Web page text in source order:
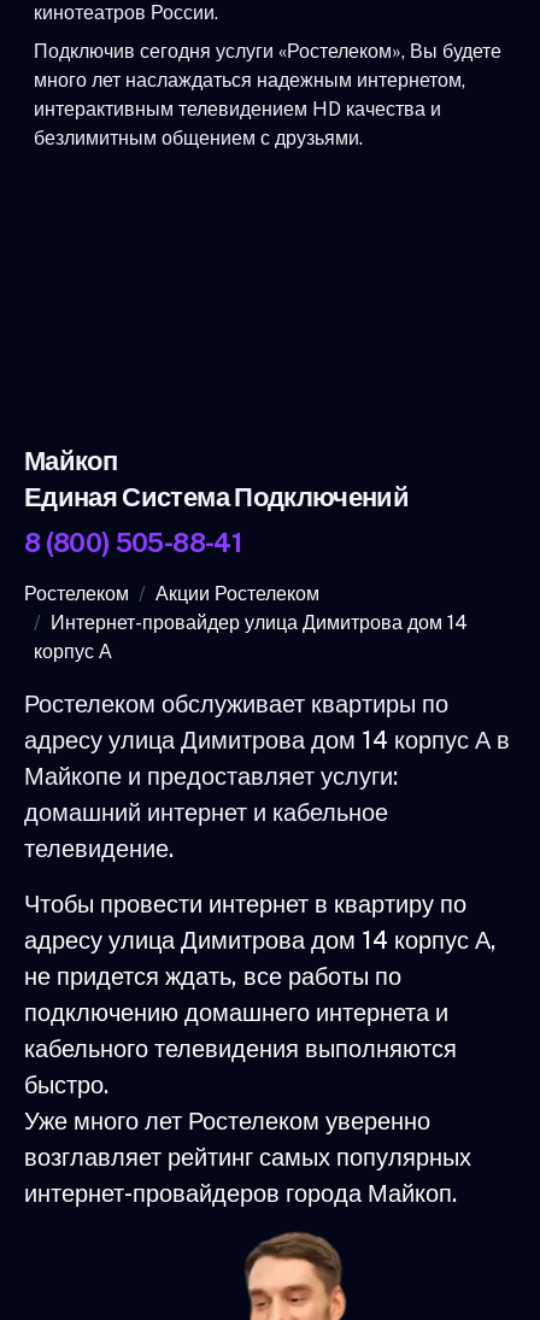
кинотеатров России.
Подключив сегодня услуги «Ростелеком», Вы будете
много лет наслаждаться надежным интернетом,
интерактивным телевидением HD качества и
безлимитным общением с друзьями.
Майкоп
Единая Система Подключений
8 (800) 505-88-41
Ростелеком
Акции Ростелеком
Интернет-провайдер улица Димитрова дом 14
корпус А
Ростелеком обслуживает квартиры по
адресу улица Димитрова дом 14 корпус А в
Майкопе и предоставляет услуги:
домашний интернет и кабельное
телевидение.
Чтобы провести интернет в квартиру по
адресу улица Димитрова дом 14 корпус А,
не придется ждать, все работы по
подключению домашнего интернета и
кабельного телевидения выполняются
быстро.
Уже много лет Ростелеком уверенно
возглавляет рейтинг самых популярных
интернет-провайдеров города Майкоп.